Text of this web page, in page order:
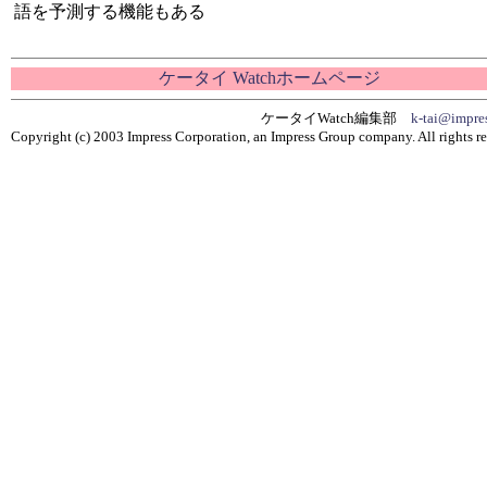
語を予測する機能もある
ケータイ Watchホームページ
ケータイWatch編集部 k-
Copyright (c) 2003 Impress Corporation, an Impress Group company. All rights